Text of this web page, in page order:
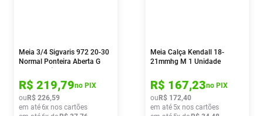
Meia 3/4 Sigvaris 972 20-30
Normal Ponteira Aberta G
R$ 219,79no PIX
ou R$ 226,59
em até6x nos cartões
Meia Calça Kendall 18-
21mmhg M 1 Unidade
R$ 167,23no PIX
ou R$ 172,40
em até 5x nos cartões